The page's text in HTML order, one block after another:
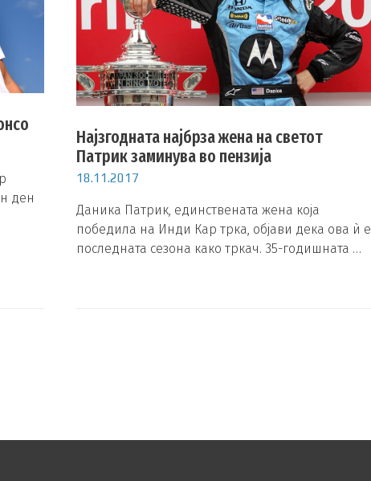
ден
Најзгодната најбрза жена на светот
Патрик заминува во пензија
18.11.2017
Даника Патрик, единствената жена која
победила на Инди Кар трка, објави дека ова ѝ е
последната сезона како тркач. 35-годишната …